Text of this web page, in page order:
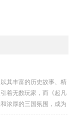
其丰富的历史故事、精
着无数玩家，而《起凡
浓厚的三国氛围，成为
国对战之旅。 《起凡